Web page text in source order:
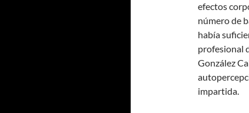
efectos
número de
había
profesional
González
impartida.